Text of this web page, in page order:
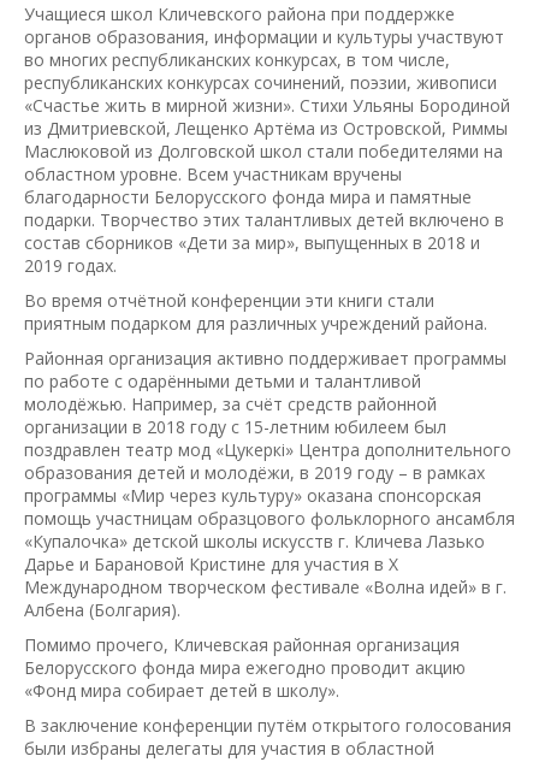
Учащиеся школ Кличевского района при поддержке
органов образования, информации и культуры участвуют
во многих республиканских конкурсах, в том числе,
республиканских конкурсах сочинений, поэзии, живописи
«Счастье жить в мирной жизни». Стихи Ульяны Бородиной
из Дмитриевской, Лещенко Артёма из Островской, Риммы
Маслюковой из Долговской школ стали победителями на
областном уровне. Всем участникам вручены
благодарности Белорусского фонда мира и памятные
подарки. Творчество этих талантливых детей включено в
состав сборников «Дети за мир», выпущенных в 2018 и
2019 годах.
Во время отчётной конференции эти книги стали
приятным подарком для различных учреждений района.
Районная организация активно поддерживает программы
по работе с одарёнными детьми и талантливой
молодёжью. Например, за счёт средств районной
организации в 2018 году с 15-летним юбилеем был
поздравлен театр мод «Цукеркі» Центра дополнительного
образования детей и молодёжи, в 2019 году – в рамках
программы «Мир через культуру» оказана спонсорская
помощь участницам образцового фольклорного ансамбля
«Купалочка» детской школы искусств г. Кличева Лазько
Дарье и Барановой Кристине для участия в X
Международном творческом фестивале «Волна идей» в г.
Албена (Болгария).
Помимо прочего, Кличевская районная организация
Белорусского фонда мира ежегодно проводит акцию
«Фонд мира собирает детей в школу».
В заключение конференции путём открытого голосования
были избраны делегаты для участия в областной